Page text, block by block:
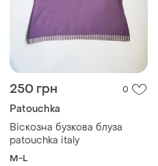
250 грн 0
Patouchka
Віскозна бузкова блуза
patouchka italy
M-L